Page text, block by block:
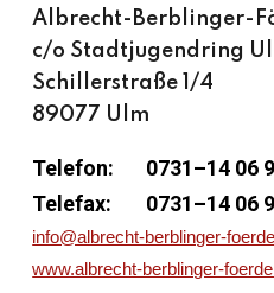
Albrecht-Berblinger-
c/o Stadtjugendring
Schillerstraße 1/4
89077 Ulm
Telefon:
0731–14 06
Telefax:
0731–14 06
info@albrecht-berblinger-
www.albrecht-berblinger-